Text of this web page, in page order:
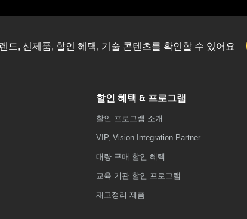
드, 신제품, 할인 혜택, 기술 콘텐츠를 확인할 수 있어요
할인 혜택 & 프로그램
할인 프로그램 소개
VIP, Vision Integration Partner
대량 구매 할인 혜택
교육 기관 할인 프로그램
재고정리 제품